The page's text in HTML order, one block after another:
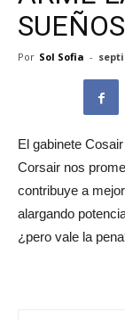
Por Sol Sofia -
El gabinete
Corsair nos
contribuye a
alargando
¿pero vale la